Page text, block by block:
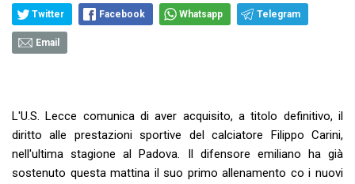
Twitter Facebook Whatsapp Telegram
Email
L'U.S. Lecce comunica di aver acquisito, a titolo definitivo, il
diritto alle prestazioni sportive del calciatore Filippo Carini,
nell'ultima stagione al Padova. Il difensore emiliano ha già
sostenuto questa mattina il suo primo allenamento co i nuovi